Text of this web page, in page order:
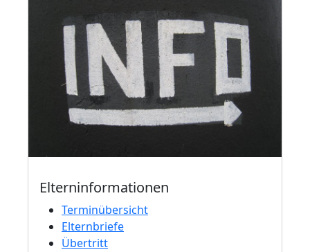
Elterninformationen
Terminübersicht
Elternbriefe
Übertritt